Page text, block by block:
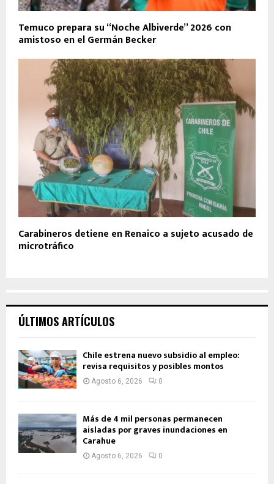
Temuco prepara su “Noche Albiverde” 2026 con
amistoso en el Germán Becker
Carabineros detiene en Renaico a sujeto acusado de
microtráfico
ÚLTIMOS ARTÍCULOS
Chile estrena nuevo subsidio al empleo:
revisa requisitos y posibles montos
Agosto 6, 2026 0
Más de 4 mil personas permanecen
aisladas por graves inundaciones en
Carahue
Agosto 6, 2026 0